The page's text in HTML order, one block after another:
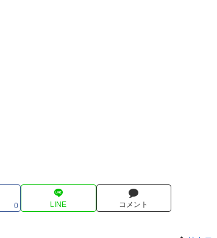
0 LINE コメント